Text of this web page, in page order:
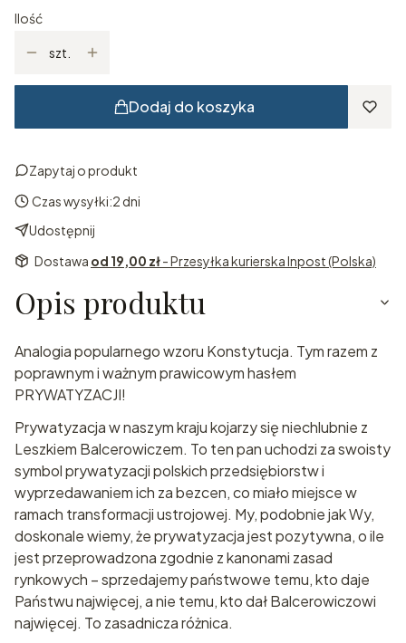
Ilość
szt.
Dodaj do koszyka
Zapytaj o produkt
Czas wysyłki:2 dni
Udostępnij
Dostawa od 19,00 zł- Przesyłka kurierska Inpost (Polska)
Opis produktu
Analogia popularnego wzoru Konstytucja. Tym razem z
poprawnym i ważnym prawicowym hasłem
PRYWATYZACJI!
Prywatyzacja w naszym kraju kojarzy się niechlubnie z
Leszkiem Balcerowiczem. To ten pan uchodzi za swoisty
symbol prywatyzacji polskich przedsiębiorstw i
wyprzedawaniem ich za bezcen, co miało miejsce w
ramach transformacji ustrojowej. My, podobnie jak Wy,
doskonale wiemy, że prywatyzacja jest pozytywna, o ile
jest przeprowadzona zgodnie z kanonami zasad
rynkowych – sprzedajemy państwowe temu, kto daje
Państwu najwięcej, a nie temu, kto dał Balcerowiczowi
najwięcej. To zasadnicza różnica.